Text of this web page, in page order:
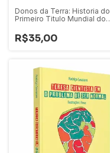
Donos da Terra: Historia do
Primeiro Titulo Mundial do
R$35,00